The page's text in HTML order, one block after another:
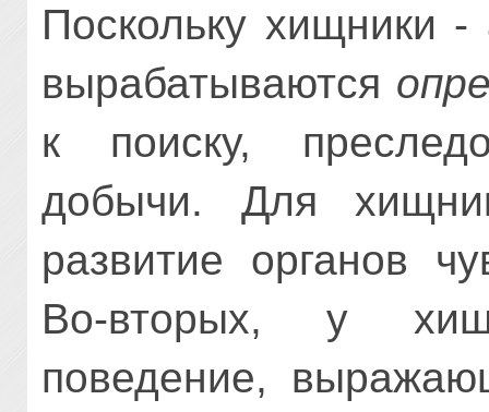
Поскольку хищники
вырабатываются
к поиску,
добычи. Для
развитие органов
Во-вторых, у
поведение,